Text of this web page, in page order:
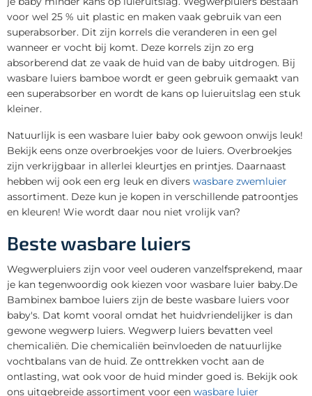
voor wel 25 % uit plastic en maken vaak gebruik van een
superabsorber. Dit zijn korrels die veranderen in een gel
wanneer er vocht bij komt. Deze korrels zijn zo erg
absorberend dat ze vaak de huid van de baby uitdrogen. Bij
wasbare luiers bamboe wordt er geen gebruik gemaakt van
een superabsorber en wordt de kans op luieruitslag een stuk
kleiner.
Natuurlijk is een wasbare luier baby ook gewoon onwijs leuk!
Bekijk eens onze overbroekjes voor de luiers. Overbroekjes
zijn verkrijgbaar in allerlei kleurtjes en printjes. Daarnaast
hebben wij ook een erg leuk en divers wasbare zwemluier
assortiment. Deze kun je kopen in verschillende patroontjes
en kleuren! Wie wordt daar nou niet vrolijk van?
Beste wasbare luiers
Wegwerpluiers zijn voor veel ouderen vanzelfsprekend, maar
je kan tegenwoordig ook kiezen voor wasbare luier baby.De
Bambinex bamboe luiers zijn de beste wasbare luiers voor
baby's. Dat komt vooral omdat het huidvriendelijker is dan
gewone wegwerp luiers. Wegwerp luiers bevatten veel
chemicaliën. Die chemicaliën beïnvloeden de natuurlijke
vochtbalans van de huid. Ze onttrekken vocht aan de
ontlasting, wat ook voor de huid minder goed is. Bekijk ook
ons uitgebreide assortiment voor een wasbare luier